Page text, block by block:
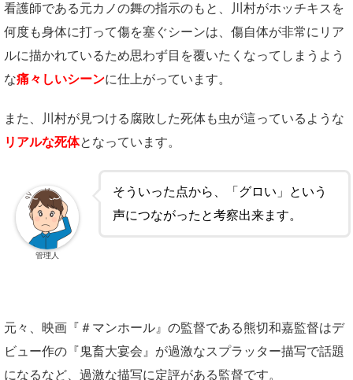
看護師である元カノの舞の指示のもと、川村がホッチキスを
何度も身体に打って傷を塞ぐシーンは、傷自体が非常にリア
ルに描かれているため思わず目を覆いたくなってしまうよう
な痛々しいシーンに仕上がっています。
また、川村が見つける腐敗した死体も虫が這っているような
リアルな死体となっています。
そういった点から、「グロい」という
声につながったと考察出来ます。
管理人
元々、映画『＃マンホール』の監督である熊切和嘉監督はデ
ビュー作の『鬼畜大宴会』が過激なスプラッター描写で話題
になるなど、過激な描写に定評がある監督です。